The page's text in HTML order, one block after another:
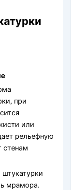
при
или
рельефную
стенам
мрамора.